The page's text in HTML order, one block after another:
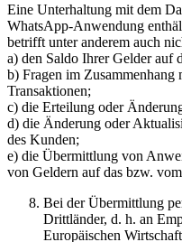
Eine Unterhaltung mit dem
WhatsApp-Anwendung
betrifft unter anderem auch
a) den Saldo Ihrer Gelder auf
b) Fragen im
Transaktionen;
c) die Erteilung oder
d) die Änderung oder
des Kunden;
e) die Übermittlung von
von Geldern auf das bzw.
Bei der Übermittlung
Drittländer, d. h. an
Europäischen